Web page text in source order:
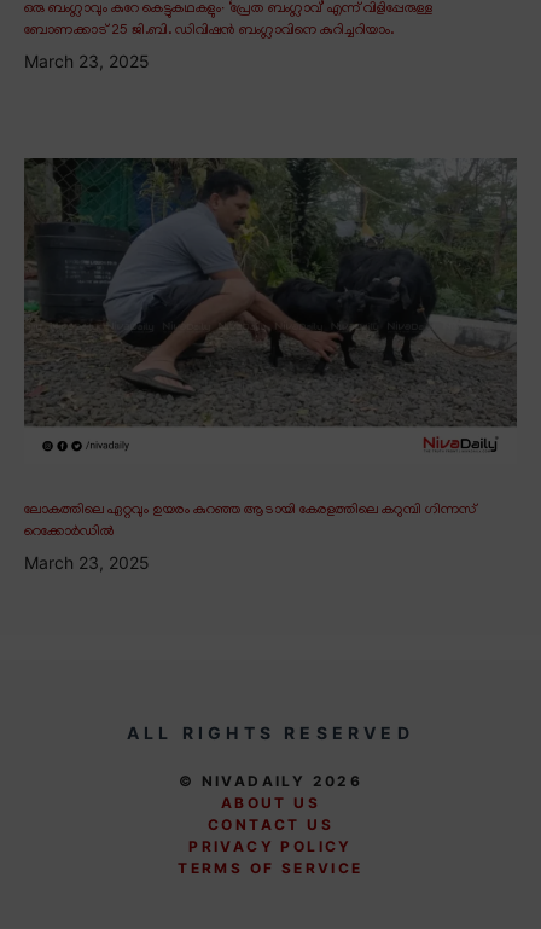
ഒരു ബംഗ്ലാവും കുറേ കെട്ടുകഥകളും∙ ‘പ്രേത ബംഗ്ലാവ്’ എന്ന് വിളിപ്പേരുള്ള
ബോണക്കാട് 25 ജി.ബി. ഡിവിഷൻ ബംഗ്ലാവിനെ കുറിച്ചറിയാം.
March 23, 2025
ലോകത്തിലെ ഏറ്റവും ഉയരം കുറഞ്ഞ ആടായി കേരളത്തിലെ കറുമ്പി ഗിന്നസ്
റെക്കോർഡിൽ
March 23, 2025
ALL RIGHTS RESERVED
© NIVADAILY 2026
ABOUT US
CONTACT US
PRIVACY POLICY
TERMS OF SERVICE